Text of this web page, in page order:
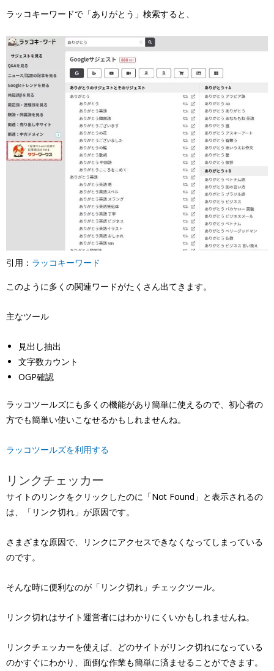
ラッコキーワードで「ありがとう」検索すると、
引用： ラッコキーワード
このように多くの関連ワードがたくさん出てきます。
主なツール
見出し抽出
文字数カウント
OGP確認
ラッコツールズにも多くの機能があり簡単に使えるので、初心者の
方でも簡単い使いこなせるかもしれませんね。
ラッコツールズを利用する
リンクチェッカー
サイトのリンクをクリックしたのに「Not Found」と表示されるの
は、「リンク切れ」が原因です。
さまざまな原因で、リンクにアクセスできなくなってしまっている
のです。
そんな時に便利なのが「リンク切れ」チェックツール。
リンク切れはサイト運営者にはわかりにくいかもしれませんね。
リンクチェッカーを使えば、どのサイトがリンク切れになっている
のかすぐにわかり、面倒な作業も簡単に済ませることができます。